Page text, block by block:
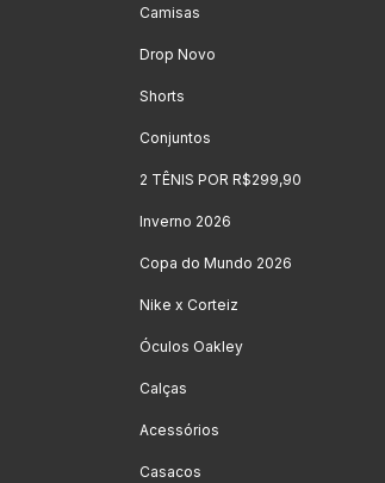
Camisas
Drop Novo
Shorts
Conjuntos
2 TÊNIS POR R$299,90
Inverno 2026
Copa do Mundo 2026
Nike x Corteiz
Óculos Oakley
Calças
Acessórios
Casacos